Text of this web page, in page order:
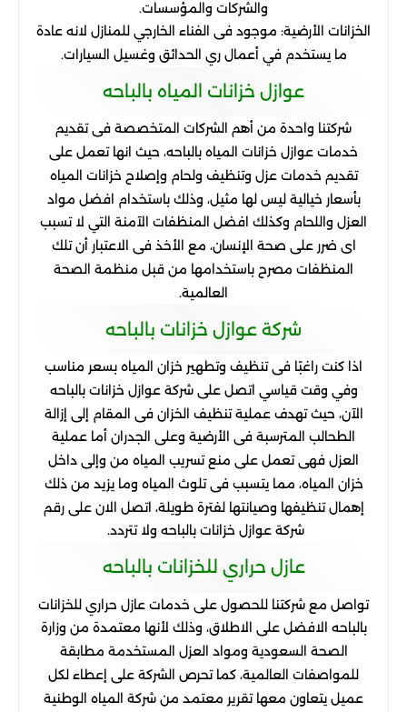
والشركات والمؤسسات.
الخزانات الأرضية: موجود فى الفناء الخارجي للمنازل لانه عادة
ما يستخدم في أعمال ري الحدائق وغسيل السيارات.
عوازل خزانات المياه بالباحه
شركتنا واحدة من أهم الشركات المتخصصة فى تقديم
خدمات عوازل خزانات المياه بالباحه، حيث انها تعمل على
تقديم خدمات عزل وتنظيف ولحام وإصلاح خزانات المياه
بأسعار خيالية ليس لها مثيل، وذلك باستخدام افضل مواد
العزل واللحام وكذلك افضل المنظفات الآمنة التي لا تسبب
اى ضرر على صحة الإنسان، مع الأخذ فى الاعتبار أن تلك
المنظفات مصرح باستخدامها من قبل منظمة الصحة
العالمية.
شركة عوازل خزانات بالباحه
اذا كنت راغبًا فى تنظيف وتطهير خزان المياه بسعر مناسب
وفي وقت قياسي اتصل على شركة عوازل خزانات بالباحه
الآن، حيث تهدف عملية تنظيف الخزان فى المقام إلى إزالة
الطحالب المترسبة فى الأرضية وعلى الجدران أما عملية
العزل فهى تعمل على منع تسريب المياه من وإلى داخل
خزان المياه، مما يتسبب فى تلوث المياه وما يزيد من ذلك
إهمال تنظيفها وصيانتها لفترة طويلة، اتصل الان على رقم
شركة عوازل خزانات بالباحه ولا تتردد.
عازل حراري للخزانات بالباحه
تواصل مع شركتنا للحصول على خدمات عازل حراري للخزانات
بالباحه الافضل على الاطلاق، وذلك لأنها معتمدة من وزارة
الصحة السعودية ومواد العزل المستخدمة مطابقة
للمواصفات العالمية، كما تحرص الشركة على إعطاء لكل
عميل يتعاون معها تقرير معتمد من شركة المياه الوطنية